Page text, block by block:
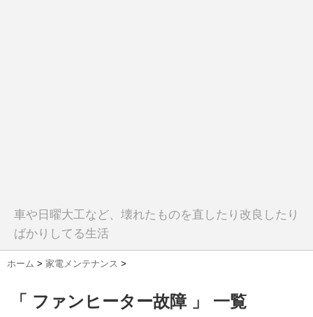
車や日曜大工など、壊れたものを直したり改良したり
ばかりしてる生活
ホーム > 家電メンテナンス >
「 ファンヒーター故障 」 一覧